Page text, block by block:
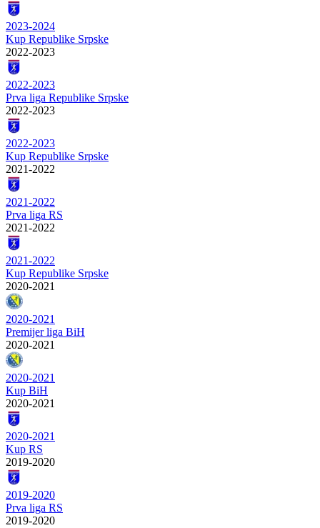
2023-2024
Kup Republike Srpske
2022-2023
2022-2023
Prva liga Republike Srpske
2022-2023
2022-2023
Kup Republike Srpske
2021-2022
2021-2022
Prva liga RS
2021-2022
2021-2022
Kup Republike Srpske
2020-2021
2020-2021
Premijer liga BiH
2020-2021
2020-2021
Kup BiH
2020-2021
2020-2021
Kup RS
2019-2020
2019-2020
Prva liga RS
2019-2020